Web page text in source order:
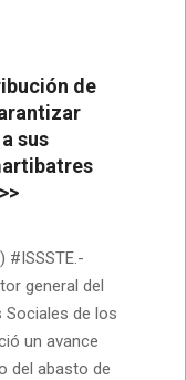
de
sus
#ISSSTE.-
general del
Sociales de los
un avance
del abasto de